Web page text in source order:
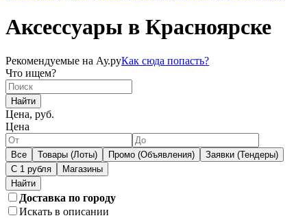
Аксессуары в Красноярске
Рекомендуемые на Ау.руКак сюда попасть?
Что ищем?
Найти
Цена, руб.
Цена
Все Товары (Лоты) Промо (Объявления)
Заявки (Тендеры)
С 1 рубля
Магазины
Доставка по городу
Искать в описании